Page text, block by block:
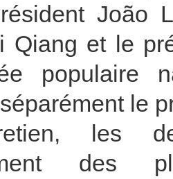
João
Qiang et le
le
les
des